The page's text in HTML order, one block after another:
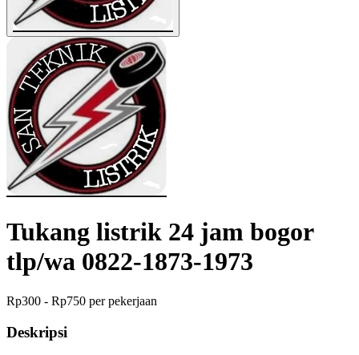
Tukang listrik 24 jam bogor
tlp/wa 0822-1873-1973
Rp300 - Rp750 per pekerjaan
Deskripsi